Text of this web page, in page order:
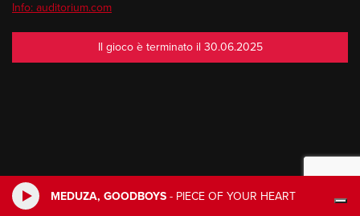
MEDUZA, GOODBOYS - PIECE OF YOUR HEART
Info: auditorium.com
Il gioco è terminato il 30.06.2025